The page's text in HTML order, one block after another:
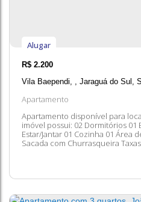
Apartamento
R$ 2.200
Vila Baependi
Jaraguá do Sul
Apartamento disponível para
imóvel possui: 02 Dormitórios 01 Banheiro 01 Sala de
Estar/Jantar 01 Cozinha 01 Área
Sacada com Churrasqueira Taxas Adicionais: IPTU
conosco para mais
Alugar